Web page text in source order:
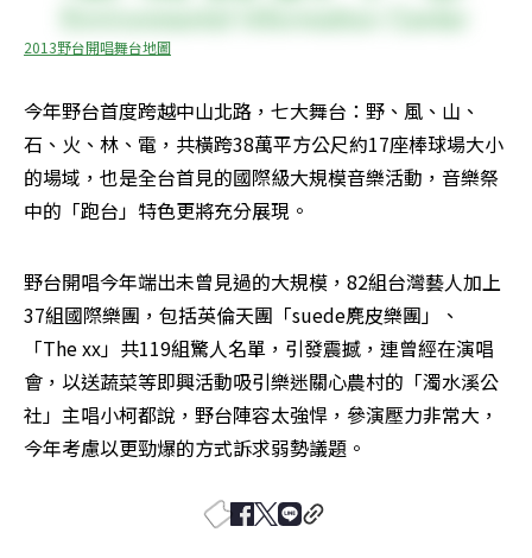
2013野台開唱舞台地圖
今年野台首度跨越中山北路，七大舞台：野、風、山、
石、火、林、電，共橫跨38萬平方公尺約17座棒球場大小
的場域，也是全台首見的國際級大規模音樂活動，音樂祭
中的「跑台」特色更將充分展現。
野台開唱今年端出未曾見過的大規模，82組台灣藝人加上
37組國際樂團，包括英倫天團「suede麂皮樂團」、
「The xx」共119組驚人名單，引發震撼，連曾經在演唱
會，以送蔬菜等即興活動吸引樂迷關心農村的「濁水溪公
社」主唱小柯都說，野台陣容太強悍，參演壓力非常大，
今年考慮以更勁爆的方式訴求弱勢議題。